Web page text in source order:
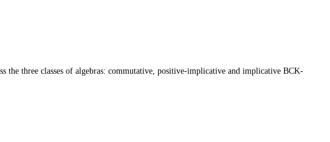
three classes of algebras: commutative, positive-implicative and implicative BCK-